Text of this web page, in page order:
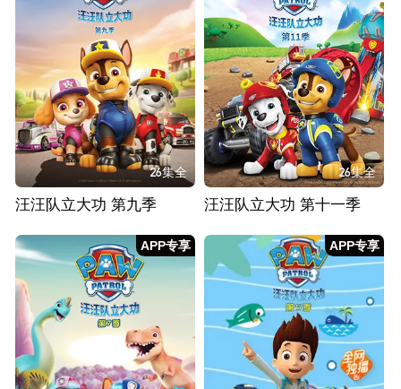
26集全
汪汪队立大功 第九季
26集全
汪汪队立大功 第十一季
APP专享 APP专享